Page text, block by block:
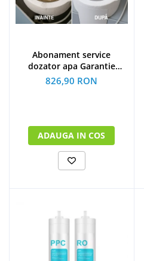
Abonament service
dozator apa Garantie
extinsa 12 luni
826,90 RON
ADAUGA IN COS